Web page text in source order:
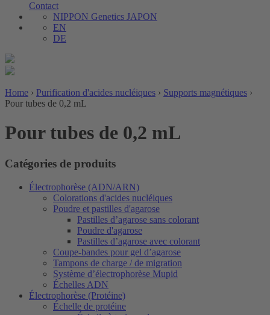
Contact
NIPPON Genetics JAPON
EN
DE
Home › Purification d'acides nucléiques › Supports magnétiques ›
Pour tubes de 0,2 mL
Pour tubes de 0,2 mL
Catégories de produits
Électrophorèse (ADN/ARN)
Colorations d'acides nucléiques
Poudre et pastilles d'agarose
Pastilles d’agarose sans colorant
Poudre d'agarose
Pastilles d’agarose avec colorant
Coupe-bandes pour gel d’agarose
Tampons de charge / de migration
Système d’électrophorèse Mupid
Échelles ADN
Électrophorèse (Protéine)
Échelle de protéine